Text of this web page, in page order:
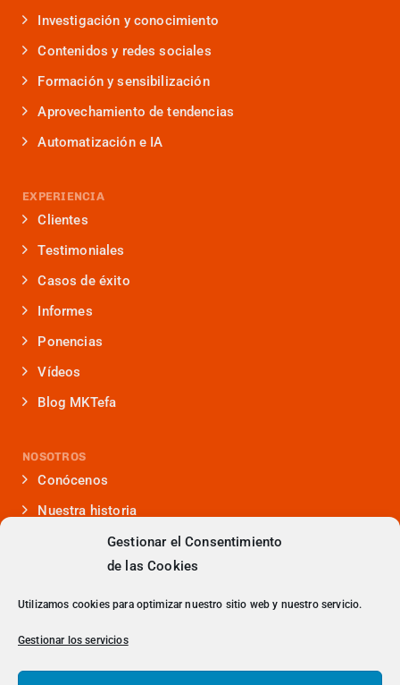
Gestionar el Consentimiento
de las Cookies
Utilizamos cookies para optimizar nuestro sitio web y nuestro servicio.
Gestionar los servicios
Investigación y conocimiento
Contenidos y redes sociales
Formación y sensibilización
Aprovechamiento de tendencias
Automatización e IA
EXPERIENCIA
Clientes
Testimoniales
Casos de éxito
Informes
Ponencias
Vídeos
Blog MKTefa
NOSOTROS
Conócenos
Nuestra historia
Iniciativas que lideramos
Noticias y eventos
Presencia en medios
¿Hablamos?